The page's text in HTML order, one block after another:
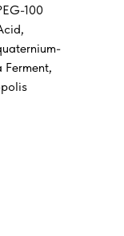
100